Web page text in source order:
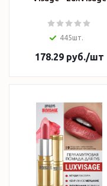
445шт.
178.29руб./шт